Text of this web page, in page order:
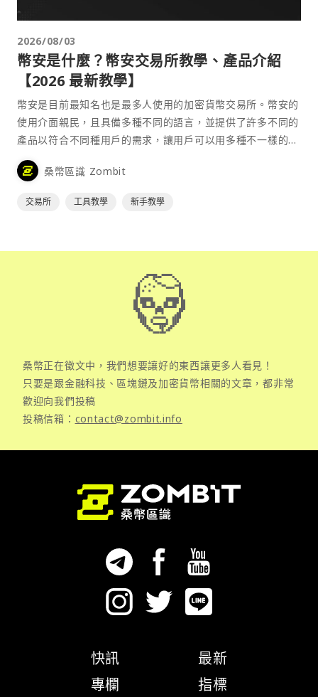
2026/08/03
幣安是什麼？幣安交易所教學、產品介紹
【2026 最新教學】
幣安是目前最知名也是最多人使用的加密貨幣交易所。幣安的
使用介面親民，且具備多種不同的語言，並提供了許多不同的
產品以符合不同種用戶的需求，讓用戶可以用多種不一樣的方
式來參與加密貨幣市場。
桑幣區識 Zombit
交易所 工具教學 新手教學
桑幣正在徵文中，我們想要讓好的東西讓更多人看見！
只要是跟金融科技、區塊鏈及加密貨幣相關的文章，都非常
歡迎向我們投稿
投稿信箱： contact@zombit.info
快訊
專欄
最新
指標